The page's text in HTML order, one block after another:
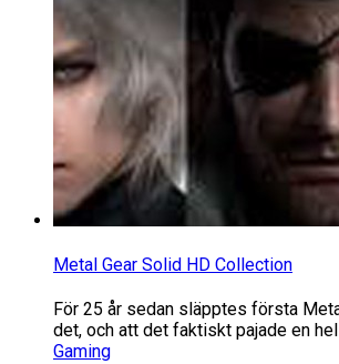
Metal Gear Solid HD Collection
För 25 år sedan släpptes första
det, och att det faktiskt pajade en
Gaming